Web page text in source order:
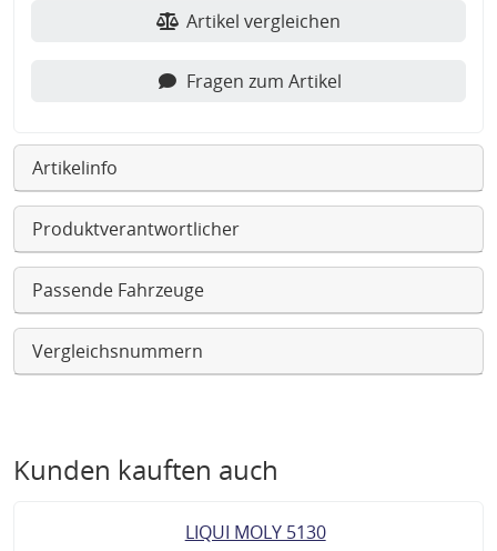
Artikel vergleichen
Fragen zum Artikel
Artikelinfo
Produktverantwortlicher
Passende Fahrzeuge
Vergleichsnummern
Kunden kauften auch
LIQUI MOLY 5130